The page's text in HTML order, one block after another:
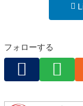
フォローする